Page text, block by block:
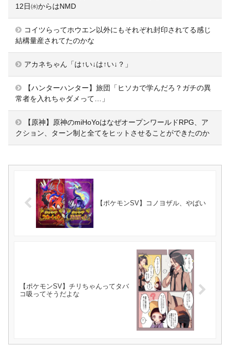
12日㈬からはNMD
コイツらってホウエン以外にもそれぞれ封印されてる感じ
結構量産されてたのかな
アカネちゃん「は↑い↓は↑い↓？」
【ハンターハンター】旅団「ヒソカで学んだろ？ガチの異
常者を入れちゃダメって…」
【原神】原神のmiHoYoはなぜオープンワールドRPG、ア
クション、ターン制と全てをヒットさせることができたのか
【ポケモンSV】コノヨザル、やばい
【ポケモンSV】チリちゃんってタバ
コ吸ってそうだよな